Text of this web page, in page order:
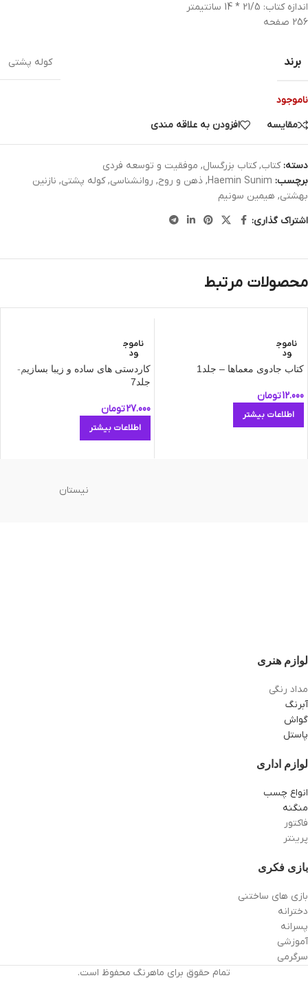
اندازه کتاب: 21/5 * 14 سانتیمتر
256 صفحه
برند کوله پشتی
ناموجود
مقایسه
افزودن به علاقه مندی
دسته: کتاب, کتاب بزرگسال, موفقیت و توسعه فردی
برچسب: Haemin Sunim
, ذهن و روح, روانشناسی, کوله پشتی, نازنین
بهشتی, هیمین سونیم
اشتراک گذاری:
محصولات مرتبط
ناموج
ود
کتاب جادوی معماها – جلد1
12.000تومان
اطلاعات بیشتر
ناموج
ود
کاردستی های ساده و زیبا بسازیم-
جلد7
27.000تومان
اطلاعات بیشتر
نیستان
لوازم هنری
مداد رنگی
آبرنگ
گواش
پاستل
لوازم اداری
انواع چسب
منگنه
فاکتور
پرینتر
بازی فکری
بازی های ساختنی
دخترانه
پسرانه
آموزشی
سرگرمی
تمام حقوق برای ماهرنگ محفوظ است.